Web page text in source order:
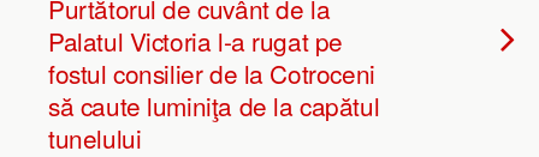
Purtătorul de cuvânt de la
Palatul Victoria l-a rugat pe
fostul consilier de la Cotroceni
să caute luminiţa de la capătul
tunelului